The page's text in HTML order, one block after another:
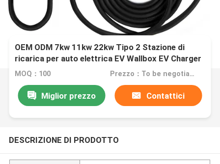
OEM ODM 7kw 11kw 22kw Tipo 2 Stazione di
ricarica per auto elettrica EV Wallbox EV Charger
MOQ：100 Prezzo：To be negotiated
Miglior prezzo Contattici
DESCRIZIONE DI PRODOTTO